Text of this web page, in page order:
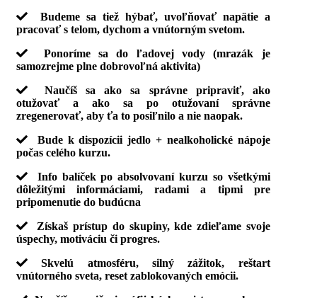
Budeme sa tiež hýbať, uvoľňovať napätie a
pracovať s telom, dychom a vnútorným svetom.
Ponoríme sa do ľadovej vody (mrazák je
samozrejme plne dobrovoľná aktivita)
Naučíš sa ako sa správne pripraviť, ako
otužovať a ako sa po otužovaní správne
zregenerovať, aby ťa to posiľnilo a nie naopak.
Bude k dispozícii jedlo + nealkoholické nápoje
počas celého kurzu.
Info balíček po absolvovaní kurzu so všetkými
dôležitými informáciami, radami a tipmi pre
pripomenutie do budúcna
Získaš prístup do skupiny, kde zdieľame svoje
úspechy, motiváciu či progres.
Skvelú atmosféru, silný zážitok, reštart
vnútorného sveta, reset zablokovaných emócii.